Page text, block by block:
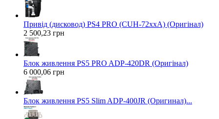
Привід (дисковод) PS4 PRO (CUH-72xxA) (Оригінал)
2 500,23 грн
Блок живлення PS5 PRO ADP-420DR (Оригінал)
6 000,06 грн
Блок живлення PS5 Slim ADP-400JR (Оригинал)...